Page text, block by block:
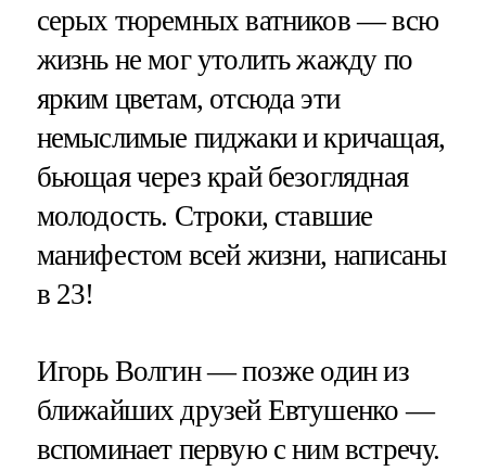
серых тюремных ватников — всю
жизнь не мог утолить жажду по
ярким цветам, отсюда эти
немыслимые пиджаки и кричащая,
бьющая через край безоглядная
молодость. Строки, ставшие
манифестом всей жизни, написаны
в 23!
Игорь Волгин — позже один из
ближайших друзей Евтушенко —
вспоминает первую с ним встречу.